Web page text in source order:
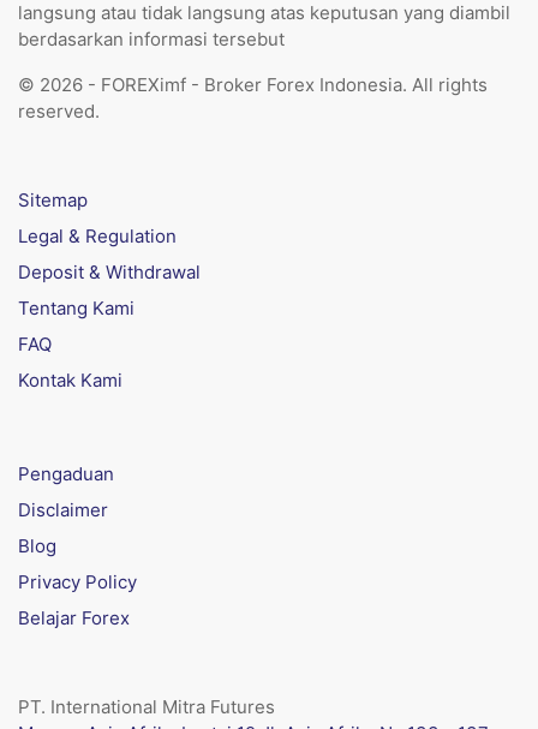
langsung atau tidak langsung atas keputusan yang diambil
berdasarkan informasi tersebut
© 2026 - FOREXimf - Broker Forex Indonesia. All rights
reserved.
Sitemap
Legal & Regulation
Deposit & Withdrawal
Tentang Kami
FAQ
Kontak Kami
Pengaduan
Disclaimer
Blog
Privacy Policy
Belajar Forex
PT. International Mitra Futures